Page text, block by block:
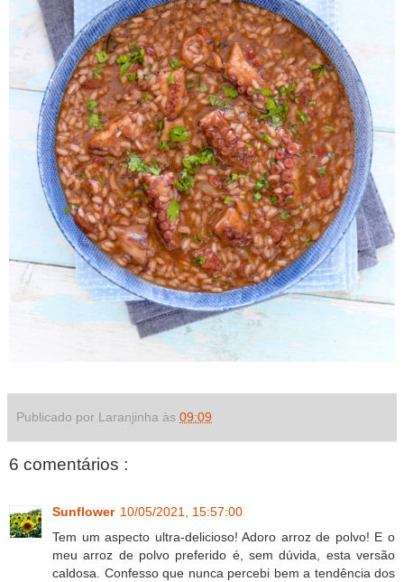
Publicado por Laranjinha às 09:09
6 comentários :
Sunflower 10/05/2021, 15:57:00
Tem um aspecto ultra-delicioso! Adoro arroz de polvo! E o
meu arroz de polvo preferido é, sem dúvida, esta versão
caldosa. Confesso que nunca percebi bem a tendência dos